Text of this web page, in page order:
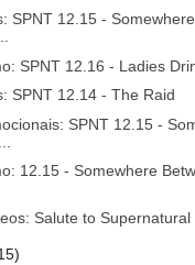
SPNT 12.15 -
SPNT 12.16 - Ladies
SPNT 12.14 - The Raid
SPNT 12.15 -
12.15 - Somewhere
Salute to Supernatural